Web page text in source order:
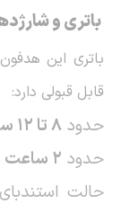
باتری و
باتری این
قابل قبولی دارد:
حدود 8 تا 12 ساعت پخش موسیقی یا مکالمه
حدود 2 ساعت زمان شارژ کامل